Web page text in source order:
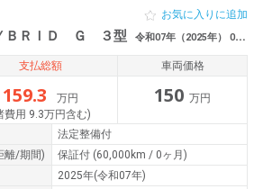
ＢＲＩＤ Ｇ ３型 令和07年（2025年） 0.6万km 北海道函館市
お気に入りに追加
支払総額
159.3
万円
費用 9.3万円含む)
車両価格
150 万円
法定整備付
離/期間) 保証付 (60,000km / 0ヶ月)
2025年(令和07年)